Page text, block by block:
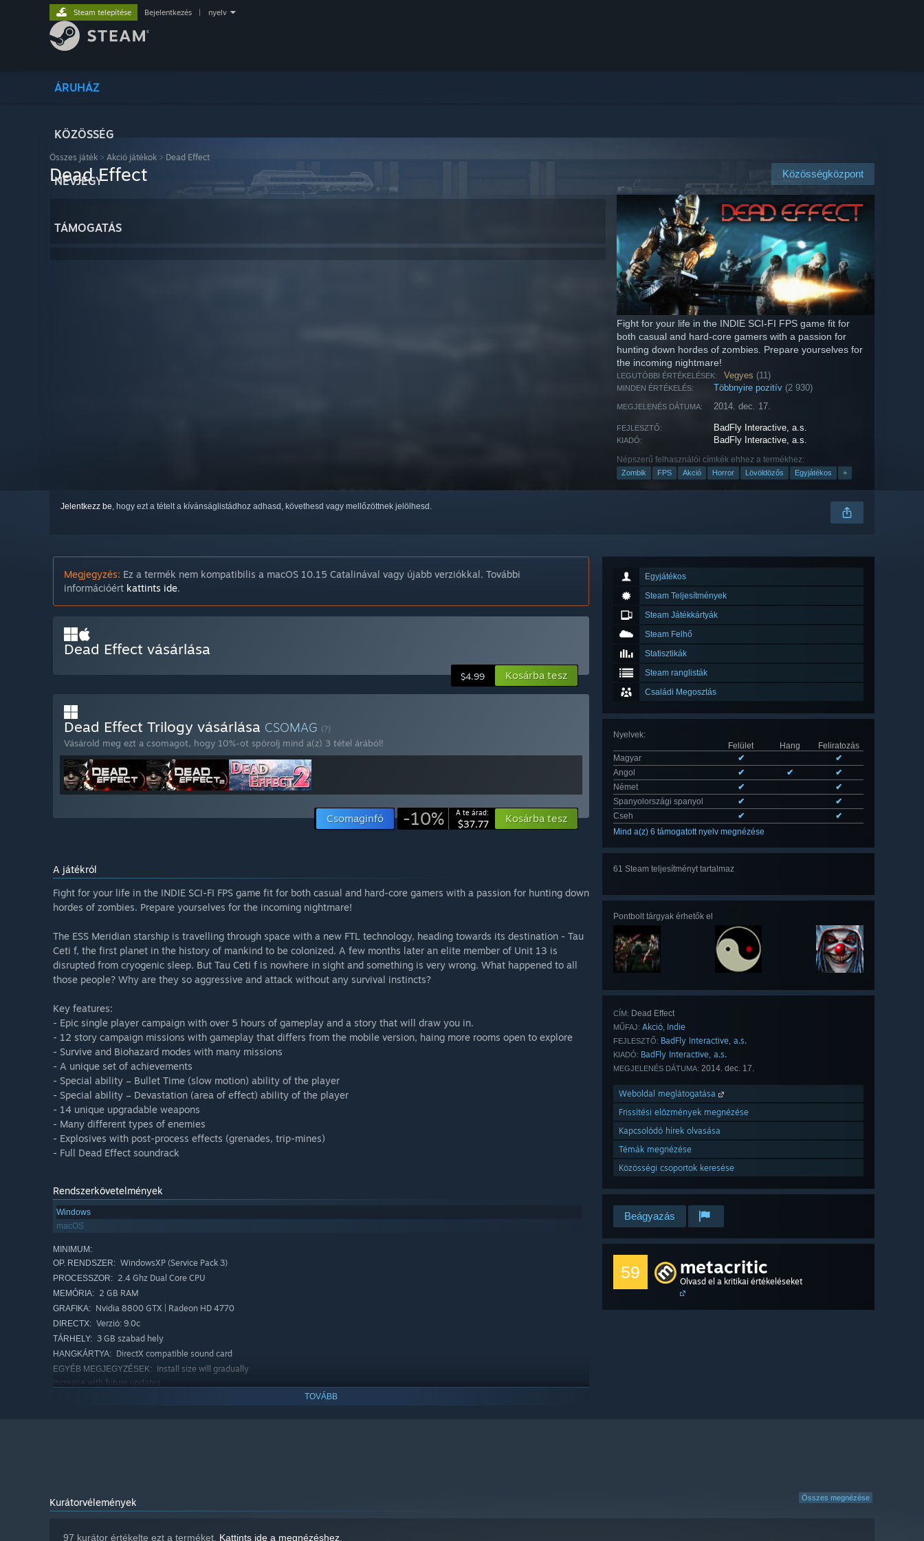
ÁRUHÁZ
KÖZÖSSÉG
NÉVJEGY
TÁMOGATÁS
Steam telepítése Bejelentkezés nyelv
Összes játék > Akció játékok > Dead Effect
Közösségközpont
Dead Effect
Fight for your life in the INDIE SCI-FI FPS game fit for
both casual and hard-core gamers with a passion for
hunting down hordes of zombies. Prepare yourselves for
the incoming nightmare!
LEGUTÓBBI ÉRTÉKELÉSEK: Vegyes (11)
MINDEN ÉRTÉKELÉS: Többnyire pozitív (2 930)
MEGJELENÉS DÁTUMA: 2014. dec. 17.
FEJLESZTŐ: BadFly Interactive, a.s.
KIADÓ: BadFly Interactive, a.s.
Népszerű felhasználói címkék ehhez a termékhez:
Zombik FPS Akció Horror Lövöldözős Egyjátékos +
Jelentkezz be, hogy ezt a tételt a kívánságlistádhoz adhasd, követhesd vagy mellőzöttnek jelölhesd.
Egyjátékos
Steam Teljesítmények
Steam Játékkártyák
Steam Felhő
Statisztikák
Steam ranglisták
Családi Megosztás
Nyelvek:
Felület
Hang
Feliratozás
Magyar
✔
✔
Angol
✔ ✔
✔
Német
✔
✔
Spanyolországi spanyol
✔
✔
Cseh
✔
✔
Mind a(z) 6 támogatott nyelv megnézése
61 Steam teljesítményt tartalmaz
Pontbolt tárgyak érhetők el
CÍM: Dead Effect
MŰFAJ: Akció, Indie
FEJLESZTŐ: BadFly Interactive, a.s.
KIADÓ: BadFly Interactive, a.s.
MEGJELENÉS DÁTUMA: 2014. dec. 17.
Weboldal meglátogatása
Frissítési előzmények megnézése
Kapcsolódó hírek olvasása
Témák megnézése
Közösségi csoportok keresése
Beágyazás
59 metacritic
Olvasd el a kritikai értékeléseket
Megjegyzés: Ez a termék nem kompatibilis a macOS 10.15 Catalinával vagy újabb verziókkal. További
információért kattints ide.
Dead Effect vásárlása
$4.99 Kosárba tesz
Dead Effect Trilogy vásárlása CSOMAG (?)
Vásárold meg ezt a csomagot, hogy 10%-ot spórolj mind a(z) 3 tétel árából!
Csomaginfó -10% A te árad:
$37.77 Kosárba tesz
A játékról
Fight for your life in the INDIE SCI-FI FPS game fit for both casual and hard-core gamers with a passion for hunting down
hordes of zombies. Prepare yourselves for the incoming nightmare!
The ESS Meridian starship is travelling through space with a new FTL technology, heading towards its destination - Tau
Ceti f, the first planet in the history of mankind to be colonized. A few months later an elite member of Unit 13 is
disrupted from cryogenic sleep. But Tau Ceti f is nowhere in sight and something is very wrong. What happened to all
those people? Why are they so aggressive and attack without any survival instincts?
Key features:
- Epic single player campaign with over 5 hours of gameplay and a story that will draw you in.
- 12 story campaign missions with gameplay that differs from the mobile version, haing more rooms open to explore
- Survive and Biohazard modes with many missions
- A unique set of achievements
- Special ability – Bullet Time (slow motion) ability of the player
- Special ability – Devastation (area of effect) ability of the player
- 14 unique upgradable weapons
- Many different types of enemies
- Explosives with post-process effects (grenades, trip-mines)
- Full Dead Effect soundrack
Rendszerkövetelmények
Windows
macOS
MINIMUM:
OP. RENDSZER: WindowsXP (Service Pack 3)
PROCESSZOR: 2.4 Ghz Dual Core CPU
MEMÓRIA: 2 GB RAM
GRAFIKA: Nvidia 8800 GTX | Radeon HD 4770
DIRECTX: Verzió: 9.0c
TÁRHELY: 3 GB szabad hely
HANGKÁRTYA: DirectX compatible sound card
EGYÉB MEGJEGYZÉSEK:
Install size will gradually
increase with future updates.
HANGKÁRTYA: DirectX compatible sound card
TOVÁBB
Összes megnézése
Kurátorvélemények
97 kurátor értékelte ezt a terméket. Kattints ide a megnézéshez.